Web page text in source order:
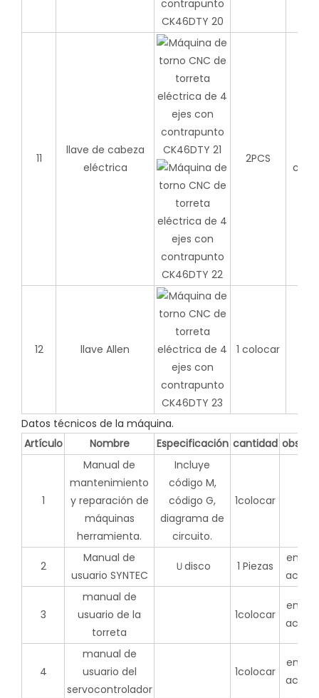
11
llave de cabeza
eléctrica
2PCS
12 llave Allen 1 colocar
Datos técnicos de la máquina.
Artículo
Nombre Especificación cantidad
1
Manual de
mantenimiento
y reparación de
máquinas
herramienta.
Incluye
código M,
código G,
diagrama de
circuito.
1colocar
2
Manual de
usuario SYNTEC
Ｕdisco 1 Piezas
en
3
manual de
usuario de la
torreta
1colocar
en
4
manual de
usuario del
servocontrolador
1colocar
en